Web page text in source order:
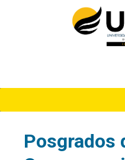
Posgrados